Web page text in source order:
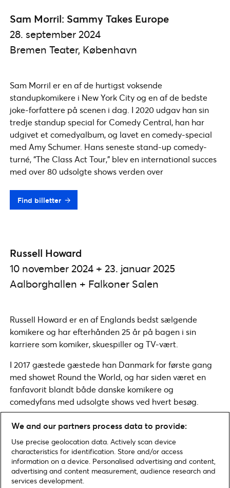
Sam Morril: Sammy Takes Europe
28. september 2024
Bremen Teater, København
Sam Morril er en af de hurtigst voksende
standupkomikere i New York City og en af de bedste
joke-forfattere på scenen i dag. I 2020 udgav han sin
tredje standup special for Comedy Central, han har
udgivet et comedyalbum, og lavet en comedy-special
med Amy Schumer. Hans seneste stand-up comedy-
turné, “The Class Act Tour,” blev en international succes
med over 80 udsolgte shows verden over
Find billetter
Russell Howard
10 november 2024 + 23. januar 2025
Aalborghallen + Falkoner Salen
Russell Howard er en af Englands bedst sælgende
komikere og har efterhånden 25 år på bagen i sin
karriere som komiker, skuespiller og TV-vært.
I 2017 gæstede gæstede han Danmark for første gang
med showet Round the World, og har siden været en
fanfavorit blandt både danske komikere og
comedyfans med udsolgte shows ved hvert besøg.
Find billetter
We and our partners process data to provide:
Use precise geolocation data. Actively scan device
characteristics for identification. Store and/or access
information on a device. Personalised advertising and content,
advertising and content measurement, audience research and
services development.